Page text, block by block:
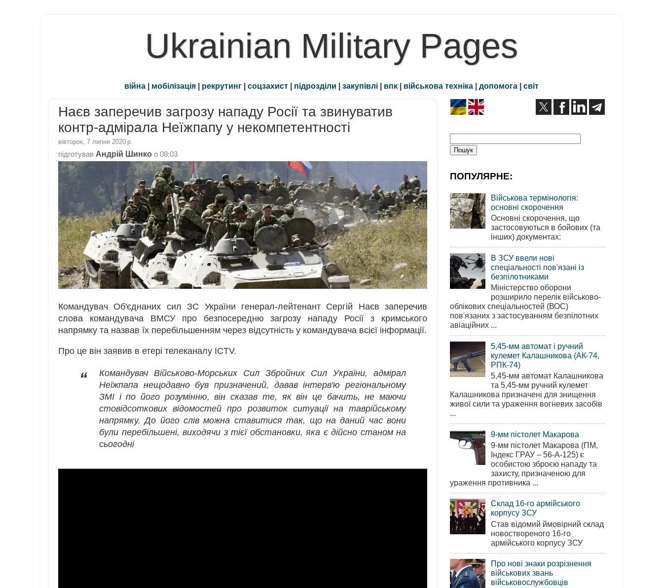
Ukrainian Military Pages
війна | мобілізація | рекрутинг | соцзахист | підрозділи | закупівлі | впк | військова техніка | допомога | світ
Наєв заперечив загрозу нападу Росії та звинуватив
контр-адмірала Неїжпапу у некомпетентності
вівторок, 7 липня 2020 р.
підготував Андрій Шинко о 08:03
Командувач Об'єднаних сил ЗС України генерал-лейтенант Сергій Наєв заперечив
слова командувача ВМСУ про безпосередню загрозу нападу Росії з кримського
напрямку та назвав їх перебільшенням через відсутність у командувача всієї інформації.
Про це він заявив в етері телеканалу ICTV.
“
Командувач Військово-Морських Сил Збройних Сил України, адмірал
Неїжпапа нещодавно був призначений, давав інтерв'ю регіональному
ЗМІ і по його розумінню, він сказав те, як він це бачить, не маючи
стовідсоткових відомостей про розвиток ситуації на таврійському
напрямку. До його слів можна ставитися так, що на даний час вони
були перебільшені, виходячи з тієї обстановки, яка є дійсно станом на
сьогодні
ПОПУЛЯРНЕ:
Військова термінологія:
основні скорочення
Основні скорочення, що
застосовуються в бойових (та
інших) документах:
В ЗСУ ввели нові
спеціальності пов'язані із
безпілотниками
Міністерство оборони
розширило перелік військово-
облікових спеціальностей (ВОС)
пов'язаних з застосуванням безпілотних
авіаційних ...
5,45-мм автомат і ручний
кулемет Калашникова (АК-74,
РПК-74)
5,45-мм автомат Калашникова
та 5,45-мм ручний кулемет
Калашникова призначені для знищення
живої сили та ураження вогневих засобів
...
9-мм пістолет Макарова
9-мм пістолет Макарова (ПМ,
Індекс ГРАУ – 56-А-125) є
особистою зброєю нападу та
захисту, призначеною для
ураження противника ...
Склад 16-го армійського
корпусу ЗСУ
Став відомий ймовірний склад
новоствореного 16-го
армійського корпусу ЗСУ
Про нові знаки розрізнення
військових звань
військовослужбовців